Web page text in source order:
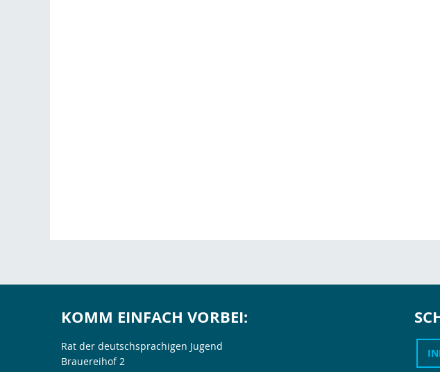
KOMM EINFACH VORBEI:
Rat der deutschsprachigen Jugend
Brauereihof 2